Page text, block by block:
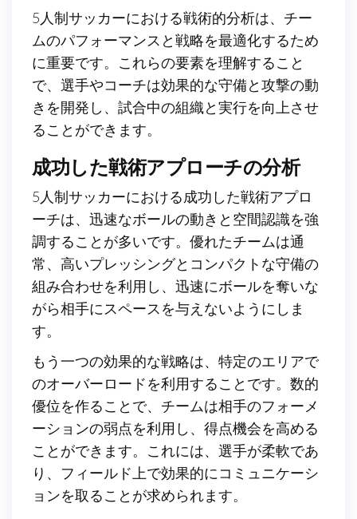
5人制サッカーにおける戦術的分析は、チー
ムのパフォーマンスと戦略を最適化するため
に重要です。これらの要素を理解すること
で、選手やコーチは効果的な守備と攻撃の動
きを開発し、試合中の組織と実行を向上させ
ることができます。
成功した戦術アプローチの分析
5人制サッカーにおける成功した戦術アプロ
ーチは、迅速なボールの動きと空間認識を強
調することが多いです。優れたチームは通
常、高いプレッシングとコンパクトな守備の
組み合わせを利用し、迅速にボールを奪いな
がら相手にスペースを与えないようにしま
す。
もう一つの効果的な戦略は、特定のエリアで
のオーバーロードを利用することです。数的
優位を作ることで、チームは相手のフォーメ
ーションの弱点を利用し、得点機会を高める
ことができます。これには、選手が柔軟であ
り、フィールド上で効果的にコミュニケーシ
ョンを取ることが求められます。